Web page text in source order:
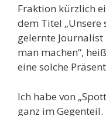
Fraktion kürzlich
dem Titel „Unsere
gelernte Journalist
man machen“,
eine solche
Ich habe von
ganz im